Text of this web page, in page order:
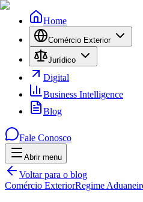
Home
Comércio Exterior
Jurídico
Digital
Business Intelligence
Blog
Fale Conosco
Abrir menu Menu
Voltar para o blog
Comércio ExteriorRegime